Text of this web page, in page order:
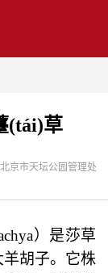
(tái)草
京市天坛公园管理处
）是莎草
胡子。它株